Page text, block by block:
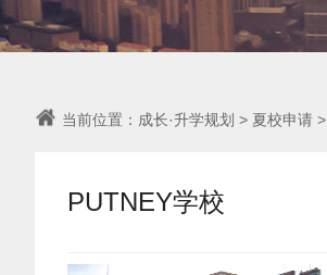
当前位置： 成长·升学规划 > 夏校申请>
PUTNEY学校